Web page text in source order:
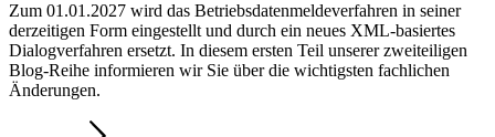
Zum 01.01.2027 wird das Betriebsdatenmeldeverfahren in seiner
derzeitigen Form eingestellt und durch ein neues XML-basiertes
Dialogverfahren ersetzt. In diesem ersten Teil unserer zweiteiligen
Blog-Reihe informieren wir Sie über die wichtigsten fachlichen
Änderungen.